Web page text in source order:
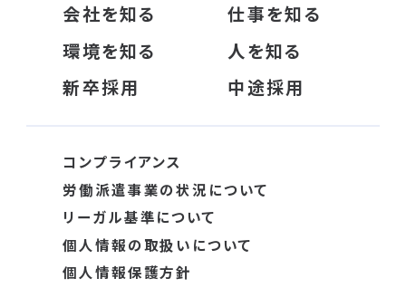
会社を知る
仕事を知る
環境を知る
人を知る
新卒採用
中途採用
コンプライアンス
労働派遣事業の状況について
リーガル基準について
個人情報の取扱いについて
個人情報保護方針